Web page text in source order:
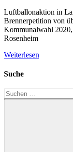
Luftballonaktion in
Brennerpetition von
Kommunalwahl
Rosenheim
Weiterlesen
Suche
Suchen
nach: